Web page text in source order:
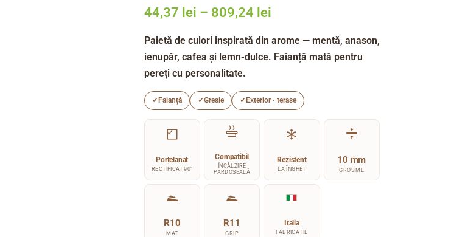
44,37 lei – 809,24 lei
Paletă de culori inspirată din arome — mentă, anason,
ienupăr, cafea și lemn-dulce. Faianță mată pentru
pereți cu personalitate.
✓ Faianță ✓Gresie ✓ Exterior · terase
Porțelanat
RECTIFICAT 90°
Compatibil
ÎNCĂLZIRE
PARDOSEALĂ
Rezistent
LA ÎNGHEȚ
10 mm
GROSIME
R10
MAT
R11
GRIP
Italia
FABRICAȚIE